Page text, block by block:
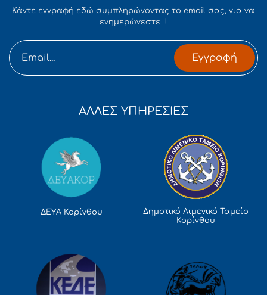
Κάντε εγγραφή εδώ συμπληρώνοντας το email σας, για να
ενημερώνεστε !
Εγγραφή
ΑΛΛΕΣ ΥΠΗΡΕΣΙΕΣ
ΔΕΥΑ Κορίνθου
Δημοτικό Λιμενικό Ταμείο
Κορίνθου